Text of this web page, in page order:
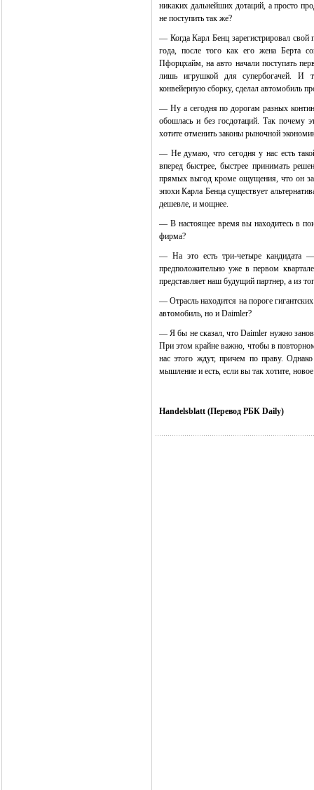
никаких дальнейших дотаций, а просто
не поступить так же?
— Когда Карл Бенц зарегистрировал свой
года, после того как его жена Берта
Пфорцхайм, на авто начали поступать
лишь игрушкой для супербогачей. И
конвейерную сборку, сделал автомобиль
— Ну а сегодня по дорогам разных
обошлась и без госдотаций. Так почему
хотите отменить законы рыночной
— Не думаю, что сегодня у нас есть
вперед быстрее, быстрее принимать
прямых выгод кроме ощущения, что он
эпохи Карла Бенца существует
дешевле, и мощнее.
— В настоящее время вы находитесь в
фирма?
— На это есть три-четыре кандидата
предположительно уже в первом
представляет наш будущий партнер, а из
— Отрасль находится на пороге
автомобиль, но и Daimler?
— Я бы не сказал, что Daimler нужно
При этом крайне важно, чтобы в
нас этого ждут, причем по праву.
мышление и есть, если вы так хотите,
Handelsblatt (Перевод РБК Daily)